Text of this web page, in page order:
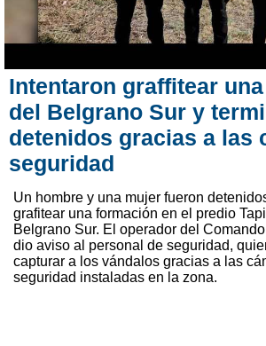
Intentaron graffitear
del Belgrano Sur y
detenidos gracias a las
seguridad
Un hombre y una mujer fueron
grafitear una formación en el predio
Belgrano Sur. El operador del
dio aviso al personal de seguridad,
capturar a los vándalos gracias a las
seguridad instaladas en la zona.